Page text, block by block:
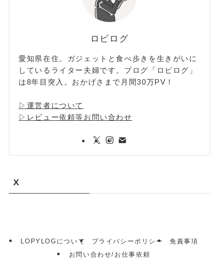
ロピログ
愛知県在住。ガジェットと食べ歩きを生きがいに
しているライター夫婦です。ブログ「ロピログ」
は8年目突入。おかげさまで月間30万PV！
▷運営者について
▷レビュー依頼等お問い合わせ
X
LOPYLOGについて プライバシーポリシー
免責事項
お問い合わせ/お仕事依頼